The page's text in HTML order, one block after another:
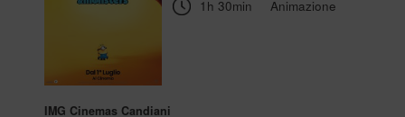
1h 30min
Animazione
IMG Cinemas Candiani